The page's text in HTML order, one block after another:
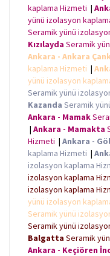
kaplama Hizmeti |
yünü izolasyon
Seramik yünü
Kızılayda Seramik
Ankara - Ankara
kaplama Hizmeti |
yünü izolasyon
Seramik yünü
Kazanda Seramik
Ankara - Mamak
| Ankara - Mamakta
Hizmeti | Ankara -
kaplama Hizmeti |
izolasyon kaplama
izolasyon kaplama
izolasyon kaplama
yünü izolasyon
Seramik yünü
Seramik yünü
Balgatta Seramik
Ankara - Keçiören